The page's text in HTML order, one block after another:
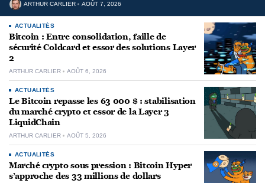
ARTHUR CARLIER AOÛT 7, 2026
ACTUALITÉS
Bitcoin : Entre consolidation, faille de
sécurité Coldcard et essor des solutions Layer
2
ARTHUR CARLIER AOÛT 6, 2026
ACTUALITÉS
Le Bitcoin repasse les 63 000 $ : stabilisation
du marché crypto et essor de la Layer 3
LiquidChain
ARTHUR CARLIER AOÛT 5, 2026
ACTUALITÉS
Marché crypto sous pression : Bitcoin Hyper
s’approche des 33 millions de dollars